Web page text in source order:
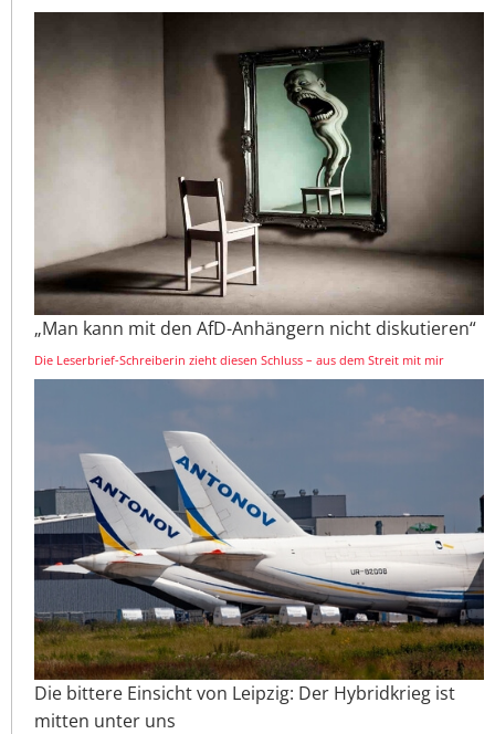
„Man kann mit den AfD-Anhängern nicht diskutieren“
Die Leserbrief-Schreiberin zieht diesen Schluss – aus dem Streit mit mir
Die bittere Einsicht von Leipzig: Der Hybridkrieg ist
mitten unter uns